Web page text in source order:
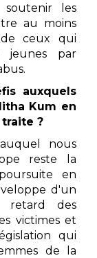
les
au moins
ceux qui
jeunes par
auxquels
Kum en
?
nous
reste la
en
d'un
des
victimes et
qui
de la